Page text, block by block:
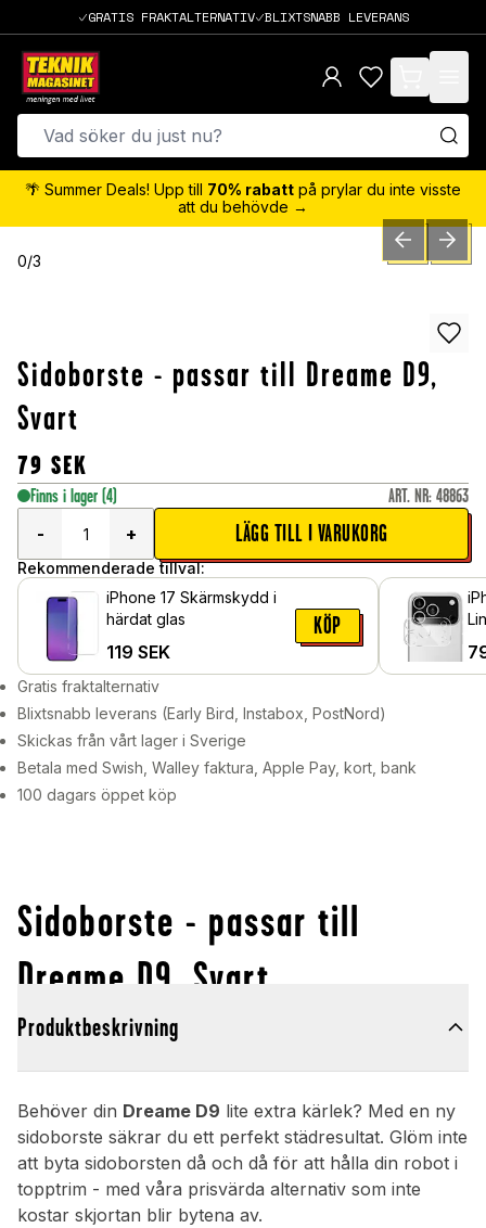
GRATIS FRAKTALTERNATIV BLIXTSNABB LEVERANS
items in cart,
🌴 Summer Deals! Upp till 70% rabatt på prylar du inte visste
att du behövde →
0/3 PREVIOUSNEXT
Sidoborste - passar till Dreame D9,
Svart
79 SEK
Finns i lager (4) ART. NR: 48863
-
+ LÄGG TILL I VARUKORG
Rekommenderade tillval:
iPhone 17 Skärmskydd i
härdat glas
119 SEK
KÖP
Gratis fraktalternativ
Blixtsnabb leverans (Early Bird, Instabox, PostNord)
Skickas från vårt lager i Sverige
Betala med Swish, Walley faktura, Apple Pay, kort, bank
100 dagars öppet köp
Sidoborste - passar till
Dreame D9, Svart
Produktbeskrivning
Behöver din Dreame D9 lite extra kärlek? Med en ny
sidoborste säkrar du ett perfekt städresultat. Glöm inte
att byta sidoborsten då och då för att hålla din robot i
topptrim - med våra prisvärda alternativ som inte
kostar skjortan blir bytena av.